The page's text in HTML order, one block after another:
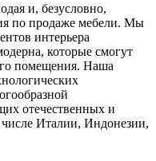
и, безусловно,
по продаже мебели. Мы
интерьера
которые смогут
помещения. Наша
отечественных и
Италии, Индонезии,